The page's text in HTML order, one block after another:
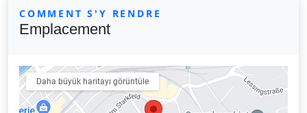
COMMENT S'Y RENDRE
Emplacement